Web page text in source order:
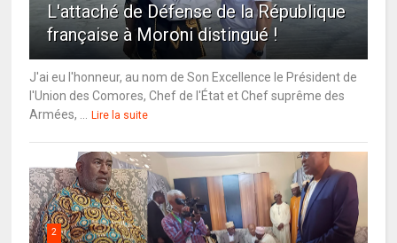
L'attaché de Défense de la République
française à Moroni distingué !
J'ai eu l'honneur, au nom de Son Excellence le Président de
l'Union des Comores, Chef de l'État et Chef suprême des
Armées, ... Lire la suite
2